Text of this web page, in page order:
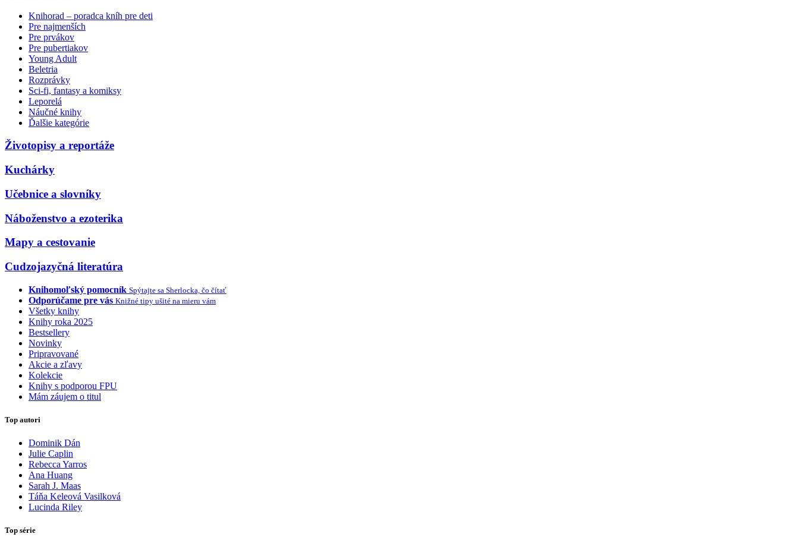
Knihorad – poradca kníh pre deti
Pre najmenších
Pre prvákov
Pre pubertiakov
Young Adult
Beletria
Rozprávky
Sci-fi, fantasy a komiksy
Leporelá
Náučné knihy
Ďalšie kategórie
Životopisy a reportáže
Kuchárky
Učebnice a slovníky
Náboženstvo a ezoterika
Mapy a cestovanie
Cudzojazyčná literatúra
Knihomoľský pomocník Spýtajte sa Sherlocka, čo čítať
Odporúčame pre vás Knižné tipy ušité na mieru vám
Všetky knihy
Knihy roka 2025
Bestsellery
Novinky
Pripravované
Akcie a zľavy
Kolekcie
Knihy s podporou FPU
Mám záujem o titul
Top autori
Dominik Dán
Julie Caplin
Rebecca Yarros
Ana Huang
Sarah J. Maas
Táňa Keleová Vasilková
Lucinda Riley
Top série